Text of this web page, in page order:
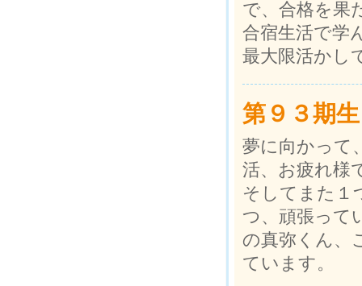
で、合格を果
合宿生活で学
最大限活かし
第９３期生
夢に向かって
活、お疲れ様
そしてまた１
つ、頑張って
の真弥くん、
ています。